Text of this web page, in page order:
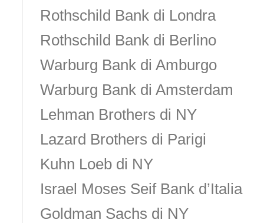
Rothschild Bank di Londra
Rothschild Bank di Berlino
Warburg Bank di Amburgo
Warburg Bank di Amsterdam
Lehman Brothers di NY
Lazard Brothers di Parigi
Kuhn Loeb di NY
Israel Moses Seif Bank d’Italia
Goldman Sachs di NY